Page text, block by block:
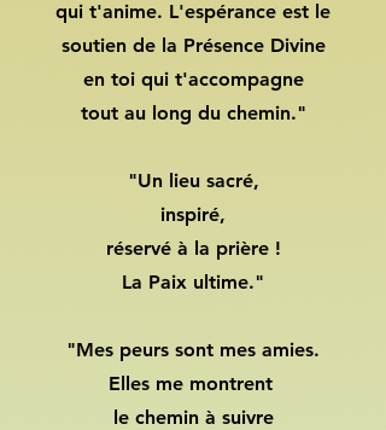
qui t'anime. L'espérance est le
soutien de la Présence Divine
en toi qui t'accompagne
tout au long du chemin."
"Un lieu sacré,
inspiré,
réservé à la prière !
La Paix ultime."
"Mes peurs sont mes amies.
Elles me montrent
le chemin à suivre